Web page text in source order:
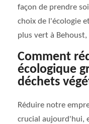
façon de prendre
choix de l'écologie
plus vert à Behoust,
Comment
écologique
déchets
Réduire notre
crucial aujourd'hui,